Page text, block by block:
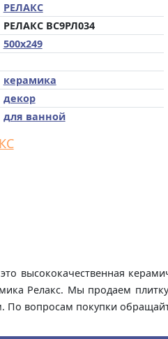
РЕЛАКС
РЕЛАКС ВС9РЛ034
500x249
керамика
декор
для ванной
высококачественная
Релакс. Мы продаем
По вопросам покупки